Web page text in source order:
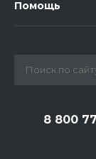
Помощь
8 800